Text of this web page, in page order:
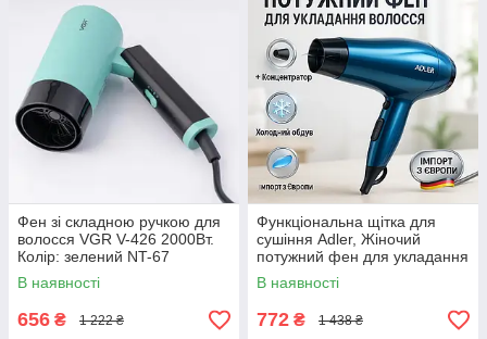
Фен зі складною ручкою для
волосся VGR V-426 2000Вт.
Колір: зелений NT-67
В наявності
656 ₴ 1 222 ₴
Функціональна щітка для
сушіння Adler, Жіночий
потужний фен для укладання
волосся OA-29
В наявності
772 ₴ 1 438 ₴